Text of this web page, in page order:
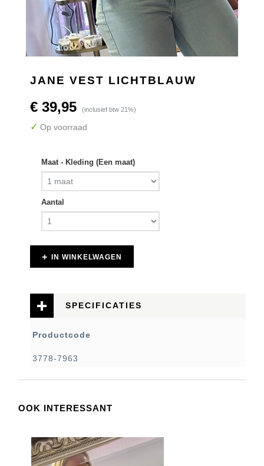
JANE VEST LICHTBLAUW
€ 39,95 (inclusief btw 21%)
✓ Op voorraad
Maat - Kleding (Een maat)
Aantal
IN WINKELWAGEN
SPECIFICATIES
Productcode
3778-7963
OOK INTERESSANT